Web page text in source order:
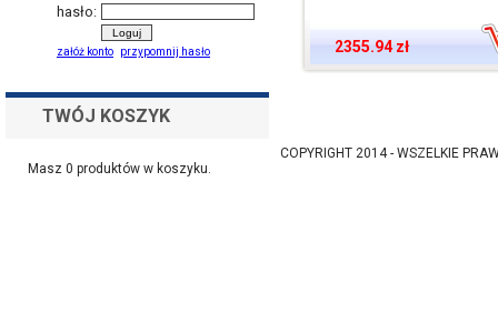
hasło:
załóż konto przypomnij hasło
TWÓJ KOSZYK
Masz 0 produktów w koszyku.
2355.94 zł
COPYRIGHT 2014 - WSZELKIE